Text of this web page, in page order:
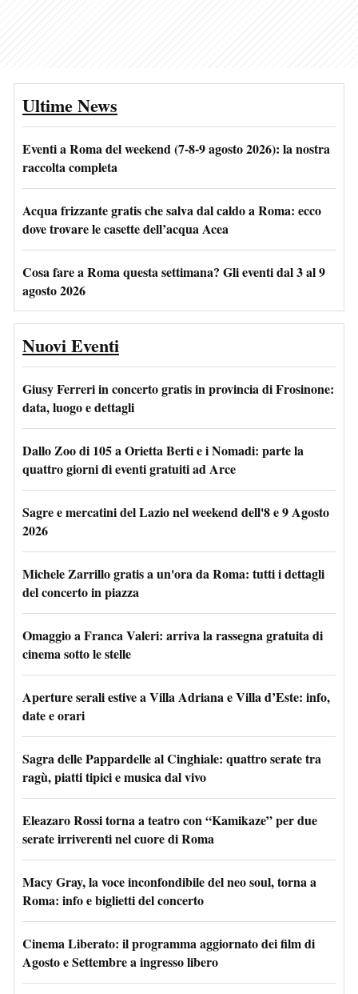
Ultime News
Eventi a Roma del weekend (7-8-9 agosto 2026): la nostra
raccolta completa
Acqua frizzante gratis che salva dal caldo a Roma: ecco
dove trovare le casette dell’acqua Acea
Cosa fare a Roma questa settimana? Gli eventi dal 3 al 9
agosto 2026
Nuovi Eventi
Giusy Ferreri in concerto gratis in provincia di Frosinone:
data, luogo e dettagli
Dallo Zoo di 105 a Orietta Berti e i Nomadi: parte la
quattro giorni di eventi gratuiti ad Arce
Sagre e mercatini del Lazio nel weekend dell'8 e 9 Agosto
2026
Michele Zarrillo gratis a un'ora da Roma: tutti i dettagli
del concerto in piazza
Omaggio a Franca Valeri: arriva la rassegna gratuita di
cinema sotto le stelle
Aperture serali estive a Villa Adriana e Villa d’Este: info,
date e orari
Sagra delle Pappardelle al Cinghiale: quattro serate tra
ragù, piatti tipici e musica dal vivo
Eleazaro Rossi torna a teatro con “Kamikaze” per due
serate irriverenti nel cuore di Roma
Macy Gray, la voce inconfondibile del neo soul, torna a
Roma: info e biglietti del concerto
Cinema Liberato: il programma aggiornato dei film di
Agosto e Settembre a ingresso libero